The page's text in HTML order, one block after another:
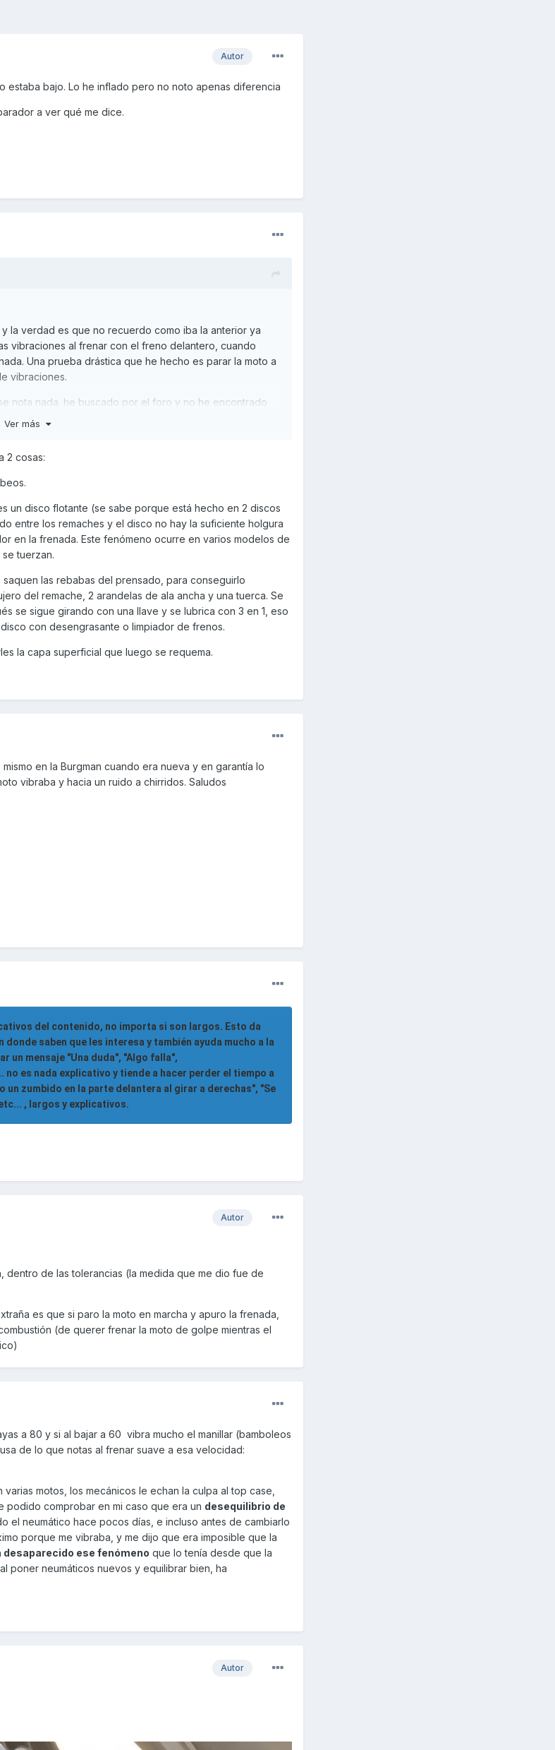
Autor
estaba bajo. Lo he inflado pero no noto apenas diferencia
a ver qué me dice.
la verdad es que no recuerdo como iba la anterior ya
vibraciones al frenar con el freno delantero, cuando
Una prueba drástica que he hecho es parar la moto a
vibraciones.
nota nada. he buscado por el foro y no he encontrado
no ha tenido.
(lo haría también con el trasero) le quedan 500 kms
que tengo en casa. No encuentro manual de taller
Ver más
2 cosas:
un disco flotante (se sabe porque está hecho en 2 discos
entre los remaches y el disco no hay la suficiente holgura
en la frenada. Este fenómeno ocurre en varios modelos de
tuerzan.
las rebabas del prensado, para conseguirlo
del remache, 2 arandelas de ala ancha y una tuerca. Se
se sigue girando con una llave y se lubrica con 3 en 1, eso
con desengrasante o limpiador de frenos.
la capa superficial que luego se requema.
en la Burgman cuando era nueva y en garantía lo
vibraba y hacia un ruido a chirridos. Saludos
del contenido, no importa si son largos. Esto da
saben que les interesa y también ayuda mucho a la
un mensaje "Una duda", "Algo falla",
no es nada explicativo y tiende a hacer perder el tiempo a
zumbido en la parte delantera al girar a derechas", "Se
, largos y explicativos.
Autor
de las tolerancias (la medida que me dio fue de
es que si paro la moto en marcha y apuro la frenada,
(de querer frenar la moto de golpe mientras el
a 80 y si al bajar a 60 vibra mucho el manillar (bamboleos
de lo que notas al frenar suave a esa velocidad:
motos, los mecánicos le echan la culpa al top case,
podido comprobar en mi caso que era un desequilibrio de
el neumático hace pocos días, e incluso antes de cambiarlo
porque me vibraba, y me dijo que era imposible que la
desaparecido ese fenómeno que lo tenía desde que la
poner neumáticos nuevos y equilibrar bien, ha
Autor